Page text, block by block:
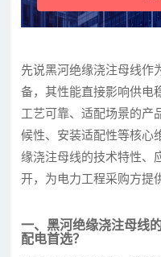
先说黑河绝缘浇注母线作
备，其性能直接影响供电
工艺可靠、适配场景的产
候性、安装适配性等核心
缘浇注母线的技术特性、
开，为电力工程采购方提
一、黑河绝缘浇注母线
配电首选？